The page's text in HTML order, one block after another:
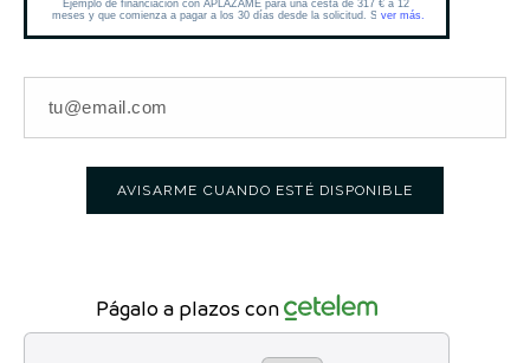
AVISARME CUANDO ESTÉ DISPONIBLE
Págalo a plazos con